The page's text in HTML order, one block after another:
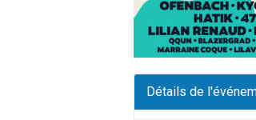
Détails de